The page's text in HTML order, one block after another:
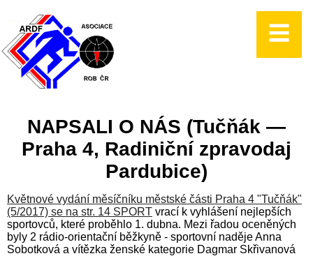
NAPSALI O NÁS (Tučňák —
Praha 4, Radiniční zpravodaj
Pardubice)
Květnové vydání měsíčníku městské části Praha 4 "Tučňák"
(5/2017) se na str. 14 SPORT vrací k vyhlášení nejlepších
sportovců, které proběhlo 1. dubna. Mezi řadou oceněných
byly 2 rádio-orientační běžkyně - sportovní naděje Anna
Sobotková a vítězka ženské kategorie Dagmar Skřivanová